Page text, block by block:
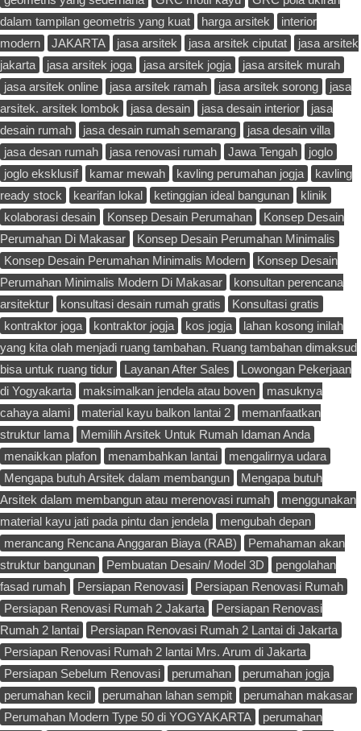
dalam tampilan geometris yang kuat
harga arsitek
interior
modern
JAKARTA jasa arsitek jasa arsitek ciputat
jasa arsitek
jakarta
jasa arsitek joga jasa arsitek jogja
jasa arsitek murah
jasa arsitek online
jasa arsitek ramah jasa arsitek sorong
jasa
arsitek. arsitek lombok
jasa desain jasa desain interior
jasa
desain rumah
jasa desain rumah semarang
jasa desain villa
jasa desan rumah
jasa renovasi rumah Jawa Tengah
joglo
joglo eksklusif
kamar mewah kavling perumahan jogja
kavling
ready stock
kearifan lokal ketinggian ideal bangunan
klinik
kolaborasi desain
Konsep Desain Perumahan
Konsep Desain
Perumahan Di Makasar
Konsep Desain Perumahan Minimalis
Konsep Desain Perumahan Minimalis Modern
Konsep Desain
Perumahan Minimalis Modern Di Makasar
konsultan perencana
arsitektur
konsultasi desain rumah gratis
Konsultasi gratis
kontraktor joga
kontraktor jogja kos jogja
lahan kosong inilah
yang kita olah menjadi ruang tambahan. Ruang tambahan dimaksud
bisa untuk ruang tidur
Layanan After Sales
Lowongan Pekerjaan
di Yogyakarta
maksimalkan jendela atau boven
masuknya
cahaya alami
material kayu balkon lantai 2
memanfaatkan
struktur lama
Memilih Arsitek Untuk Rumah Idaman Anda
menaikkan plafon
menambahkan lantai
mengalirnya udara
Mengapa butuh Arsitek dalam membangun
Mengapa butuh
Arsitek dalam membangun atau merenovasi rumah
menggunakan
material kayu jati pada pintu dan jendela
mengubah depan
merancang Rencana Anggaran Biaya (RAB)
Pemahaman akan
struktur bangunan
Pembuatan Desain/ Model 3D
pengolahan
fasad rumah
Persiapan Renovasi
Persiapan Renovasi Rumah
Persiapan Renovasi Rumah 2 Jakarta
Persiapan Renovasi
Rumah 2 lantai
Persiapan Renovasi Rumah 2 Lantai di Jakarta
Persiapan Renovasi Rumah 2 lantai Mrs. Arum di Jakarta
Persiapan Sebelum Renovasi
perumahan
perumahan jogja
perumahan kecil
perumahan lahan sempit
perumahan makasar
Perumahan Modern Type 50 di YOGYAKARTA
perumahan